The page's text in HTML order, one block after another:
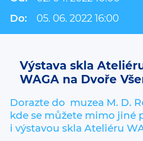
Do:
05. 06. 2022 16:00
Výstava skla
WAGA na Dvoře
Dorazte do muzea M. D.
kde se můžete mimo jiné
i výstavou skla Ateliéru